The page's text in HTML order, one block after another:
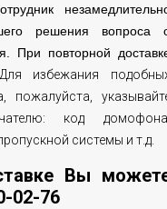
решения вопроса
При повторной
Для избежания
пожалуйста,
код
системы и т.д.
Вы
02-76